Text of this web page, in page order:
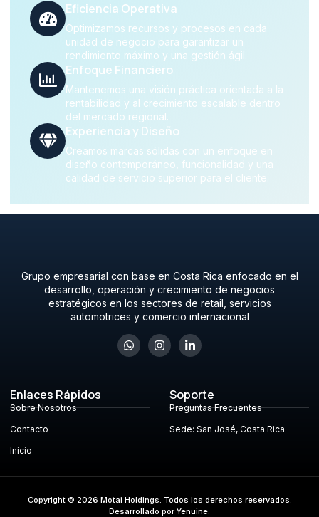
Eficiencia Operativa
Optimizamos recursos y procesos en cada
unidad de negocio para garantizar un
rendimiento máximo y una gestión ágil.
Enfoque Financiero
Mantenemos una visión práctica orientada a la
rentabilidad y al crecimiento escalable dentro
del mercado regional.
Experiencia y Diseño
Creamos marcas sólidas con un enfoque en
diseño contemporáneo, funcionalidad y una
calidad de servicio superior para el cliente.
Grupo empresarial con base en Costa Rica enfocado en el
desarrollo, operación y crecimiento de negocios
estratégicos en los sectores de retail, servicios
automotrices y comercio internacional
Enlaces Rápidos
Sobre Nosotros
Contacto
Inicio
Soporte
Preguntas Frecuentes
Sede: San José, Costa Rica
Copyright © 2026 Motai Holdings. Todos los derechos reservados.
Desarrollado por Yenuine.